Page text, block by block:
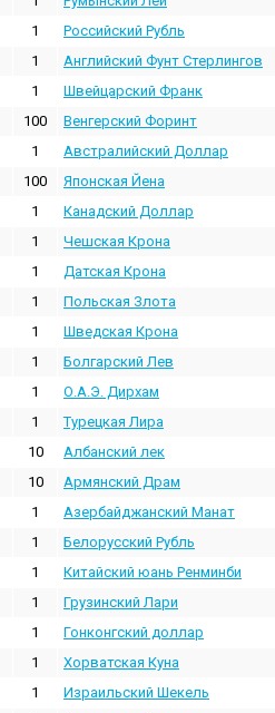
1 Российский Рубль
1 Английский Фунт Стерлингов
1 Швейцарский Франк
100 Венгерский Форинт
1 Австралийский Доллар
100 Японская Йена
1 Канадский Доллар
1 Чешская Крона
1 Датская Крона
1 Польская Злота
1 Шведская Крона
1 Болгарский Лев
1 О.А.Э. Дирхам
1 Турецкая Лира
10 Албанский лек
10 Армянский Драм
1 Азербайджанский Манат
1 Белорусский Рубль
1 Китайский юань Ренминби
1 Грузинский Лари
1 Гонконгский доллаp
1 Хорватская Куна
1 Израильский Шекель